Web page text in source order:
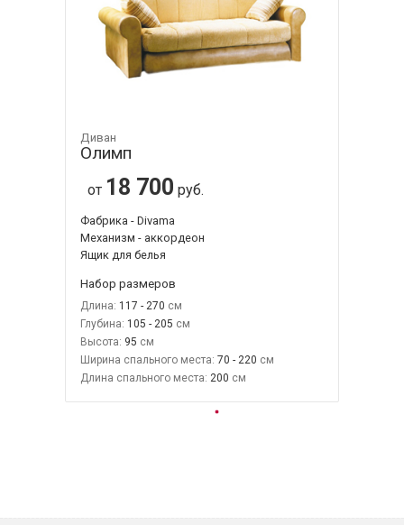
Диван
Олимп
от 18 700 руб.
Фабрика - Divama
Механизм - аккордеон
Ящик для белья
Набор размеров
Длина: 117 - 270
Глубина: 105 - 205
Высота: 95
Ширина спального места: 70 - 220
Длина спального места: 200